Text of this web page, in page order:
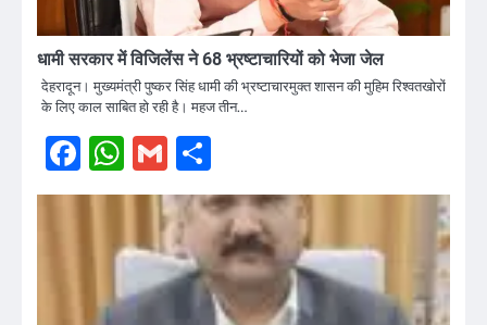
धामी सरकार में विजिलेंस ने 68 भ्रष्टाचारियों को भेजा जेल
देहरादून। मुख्यमंत्री पुष्कर सिंह धामी की भ्रष्टाचारमुक्त शासन की मुहिम रिश्वतखोरों
के लिए काल साबित हो रही है। महज तीन…
Facebook
WhatsApp
Gmail